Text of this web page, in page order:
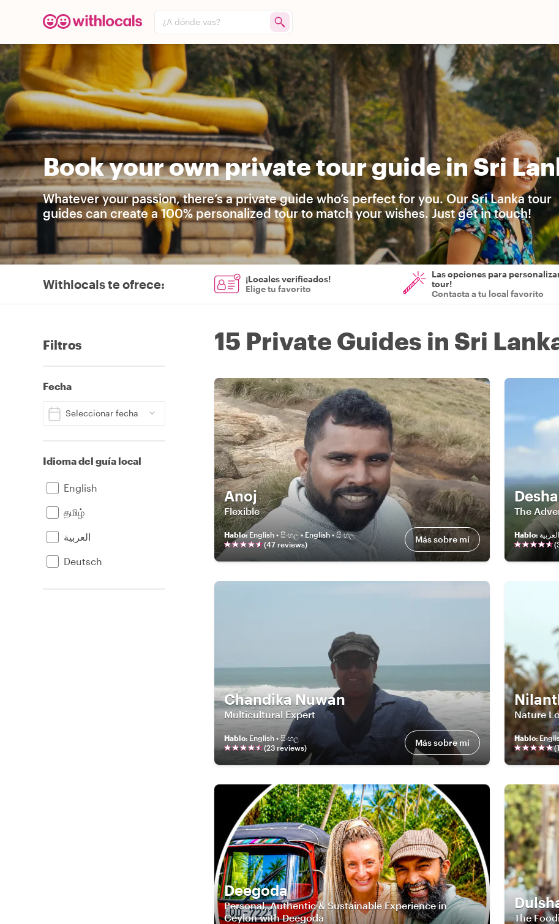
¿A dónde vas?
Book your own private tour guide in Sri
Whatever your passion, there’s a private guide who’s perfect for you. Our Sri Lanka tour
guides can create a 100% personalized tour to match your wishes. Just get in touch!
Withlocals te ofrece:
¡Locales verificados!
Elige tu favorito
Las opciones para
tour!
Contacta a tu local favorito
Filtros
Fecha
Seleccionar fecha
Idioma del guía local
English
தமிழ்
العربية
Deutsch
15 Private Guides in Sri
Anoj
Flexible
Hablo: English • සිංහල • English • සිංහල
(47 reviews) Más sobre mí
The
Hablo:
(
Chandika Nuwan
Multicultural Expert
Hablo: English • සිංහල
(23reviews) Más sobre mí
Nature
Hablo:
(
Deegoda
Personal, Authentic & Sustainable Experience in
Ceylon with Deegoda
The